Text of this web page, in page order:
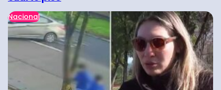
Nacional